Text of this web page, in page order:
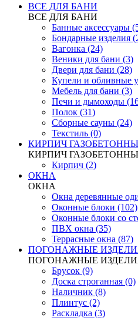
ВСЕ ДЛЯ БАНИ
ВСЕ ДЛЯ БАНИ
Банные аксессуары
Бондарные изделия
Вагонка (24)
Веники для бани (3)
Двери для бани (28)
Купели и обливные
Мебель для бани (3)
Печи и дымоходы
Полок (31)
Сборные сауны (24)
Текстиль (0)
КИРПИЧ
КИРПИЧ
Кирпич (2)
ОКНА
ОКНА
Окна деревянные
Оконные блоки (102)
Оконные блоки со
ПВХ окна (35)
Террасные окна (87)
ПОГОНАЖНЫЕ
ПОГОНАЖНЫЕ
Брусок (9)
Доска строганная (0)
Наличник (8)
Плинтус (2)
Раскладка (3)